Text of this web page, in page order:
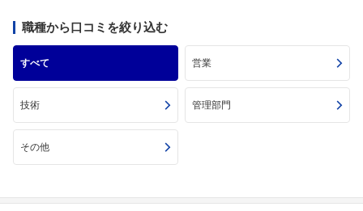
職種から口コミを絞り込む
すべて 営業
技術 管理部門
その他